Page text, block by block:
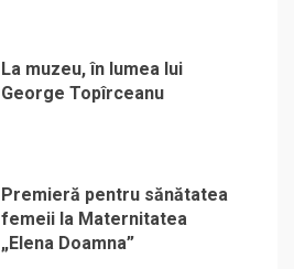
La muzeu, în lumea lui
George Topîrceanu
Premieră pentru sănătatea
femeii la Maternitatea
„Elena Doamna”